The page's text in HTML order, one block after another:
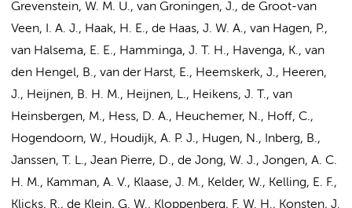
Grevenstein, W. M. U., van Groningen, J., de Groot-van
Veen, I. A. J., Haak, H. E., de Haas, J. W. A., van Hagen, P.,
van Halsema, E. E., Hamminga, J. T. H., Havenga, K., van
den Hengel, B., van der Harst, E., Heemskerk, J., Heeren,
J., Heijnen, B. H. M., Heijnen, L., Heikens, J. T., van
Heinsbergen, M., Hess, D. A., Heuchemer, N., Hoff, C.,
Hogendoorn, W., Houdijk, A. P. J., Hugen, N., Inberg, B.,
Janssen, T. L., Jean Pierre, D., de Jong, W. J., Jongen, A. C.
H. M., Kamman, A. V., Klaase, J. M., Kelder, W., Kelling, E. F.,
Klicks, R., de Klein, G. W., Kloppenberg, F. W. H., Konsten, J.